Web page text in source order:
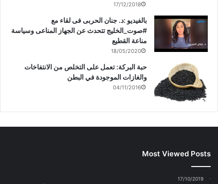
17/12/2018
بالفيديو :د. جنان الحربى فى لقاء مع
#صوت_الخليج تتحدث عن الجهاز المناعى وسياسة
مناعة القطيع
18/05/2020
حبة البركة: تعمل على التخلص من الانتفاخات
والغازات الموجودة في البطن
04/11/2016
Most Viewed Posts
17/10/2019